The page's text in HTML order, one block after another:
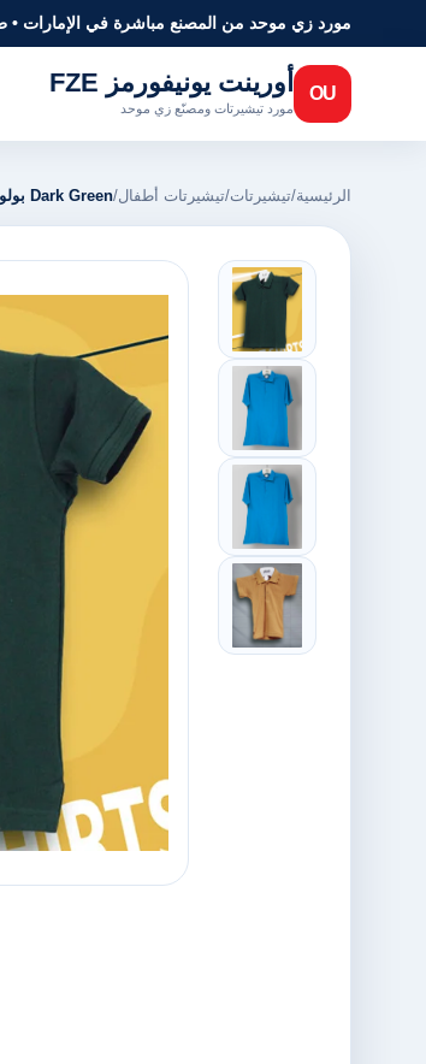
مورد زي موحد من المصنع مباشرة في الإمارات •
OU أورينت يونيفورمز FZE
مورد تيشيرتات ومصنّع زي موحد
الرئيسية/تيشيرتات/تيشيرتات أطفال/Dark Green بولو Years